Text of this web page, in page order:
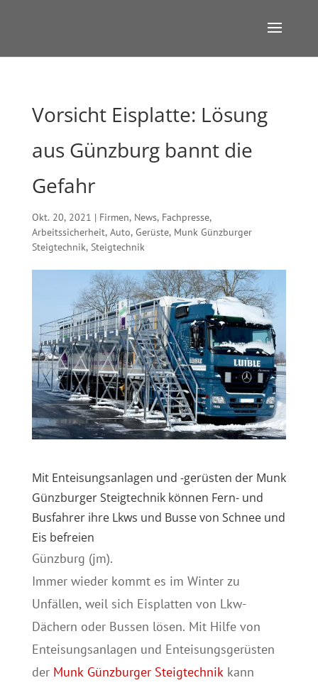
Vorsicht Eisplatte: Lösung
aus Günzburg bannt die
Gefahr
Okt. 20, 2021 | Firmen, News, Fachpresse,
Arbeitssicherheit, Auto, Gerüste, Munk Günzburger
Steigtechnik, Steigtechnik
Mit Enteisungsanlagen und -gerüsten der Munk
Günzburger Steigtechnik können Fern- und
Busfahrer ihre Lkws und Busse von Schnee und
Eis befreien
Günzburg (jm).
Immer wieder kommt es im Winter zu
Unfällen, weil sich Eisplatten von Lkw-
Dächern oder Bussen lösen. Mit Hilfe von
Enteisungsanlagen und Enteisungsgerüsten
der Munk Günzburger Steigtechnikkann